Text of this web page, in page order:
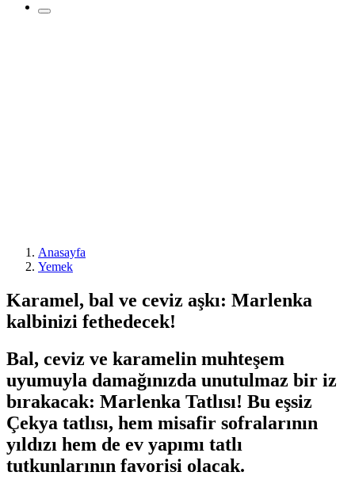
Anasayfa
Yemek
Karamel, bal ve ceviz aşkı: Marlenka
kalbinizi fethedecek!
Bal, ceviz ve karamelin muhteşem
uyumuyla damağınızda unutulmaz bir iz
bırakacak: Marlenka Tatlısı! Bu eşsiz
Çekya tatlısı, hem misafir sofralarının
yıldızı hem de ev yapımı tatlı
tutkunlarının favorisi olacak.